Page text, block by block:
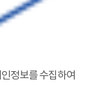
정보를 수집하여